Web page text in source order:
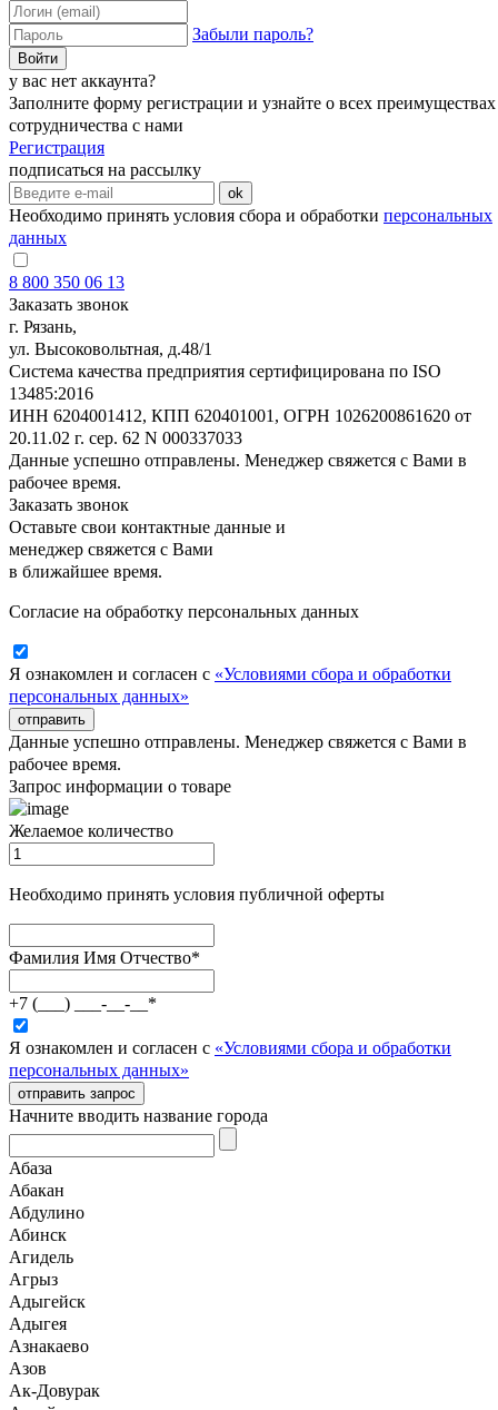
Забыли пароль?
Войти
у вас нет аккаунта?
Заполните форму регистрации и узнайте о всех преимуществах
сотрудничества с нами
Регистрация
подписаться на рассылку
ok
Необходимо принять условия сбора и обработки персональных
данных
8 800 350 06 13
Заказать звонок
г. Рязань,
ул. Высоковольтная, д.48/1
Система качества предприятия сертифицирована по ISO
13485:2016
ИНН 6204001412, КПП 620401001, ОГРН 1026200861620 от
20.11.02 г. сер. 62 N 000337033
Данные успешно отправлены. Менеджер свяжется с Вами в
рабочее время.
Заказать звонок
Оставьте свои контактные данные и
менеджер свяжется с Вами
в ближайшее время.
Согласие на обработку персональных данных
Я ознакомлен и согласен с «Условиями сбора и обработки
персональных данных»
отправить
Данные успешно отправлены. Менеджер свяжется с Вами в
рабочее время.
Запрос информации о товаре
Желаемое количество
Необходимо принять условия публичной оферты
Фамилия Имя Отчество*
+7 (___) ___-__-__ *
Я ознакомлен и согласен с «Условиями сбора и обработки
персональных данных»
отправить запрос
Начните вводить название города
Абаза
Абакан
Абдулино
Абинск
Агидель
Агрыз
Адыгейск
Адыгея
Азнакаево
Азов
Ак-Довурак